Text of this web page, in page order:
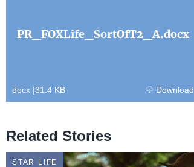
PR_FOXLife_SortOfT2_A.docx
docx |31.4 KB Download
Related Stories
STAR LIFE